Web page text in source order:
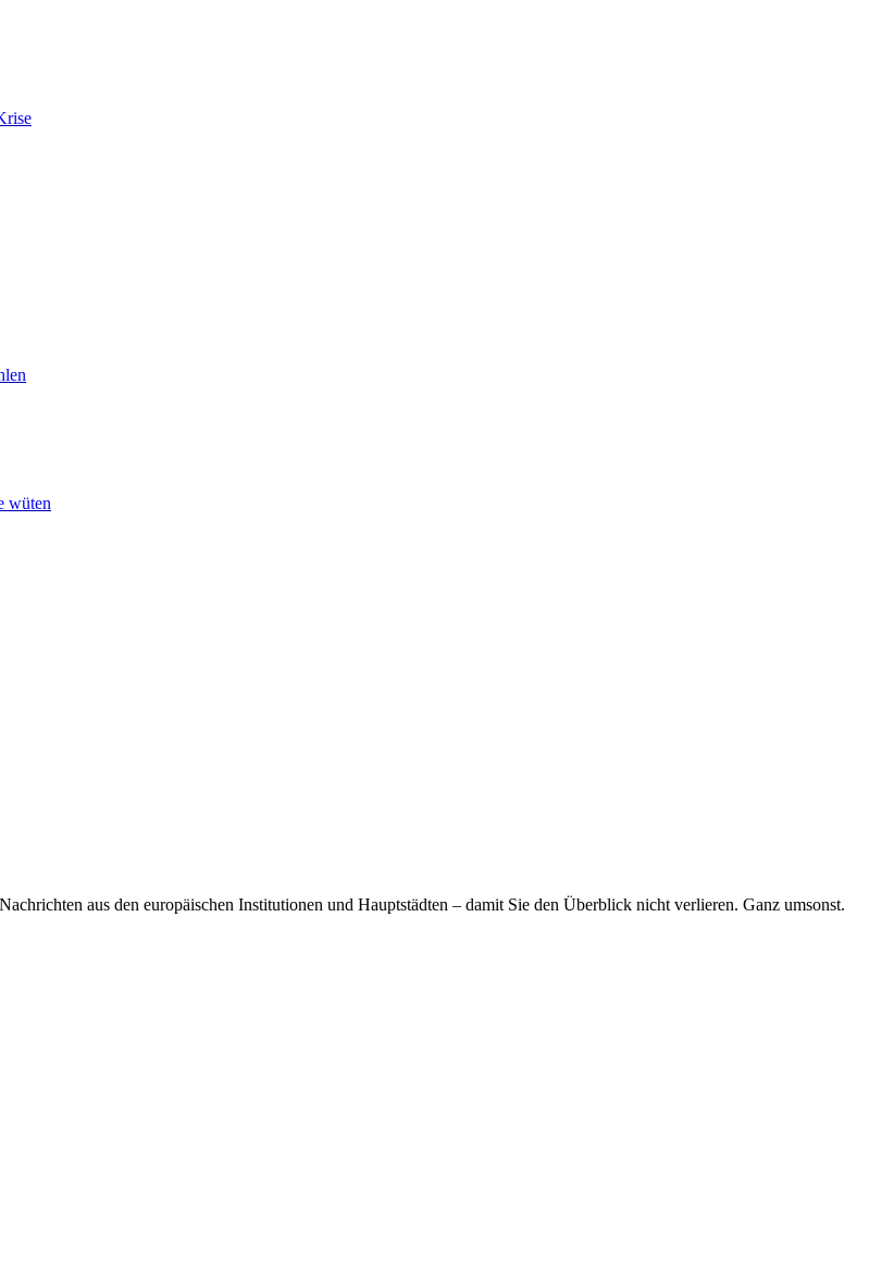
wüten
aus den europäischen Institutionen und Hauptstädten – damit Sie den Überblick nicht verlieren. Ganz umsonst.